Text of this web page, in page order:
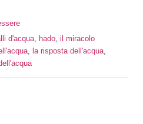
d'acqua hado il miracolo
la risposta dell'acqua